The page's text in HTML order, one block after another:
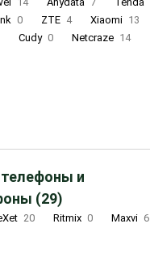
0 ZTE 4 Xiaomi 13
Cudy 0 Netcraze 14
и
(29)
20 Ritmix 0 Maxvi 6